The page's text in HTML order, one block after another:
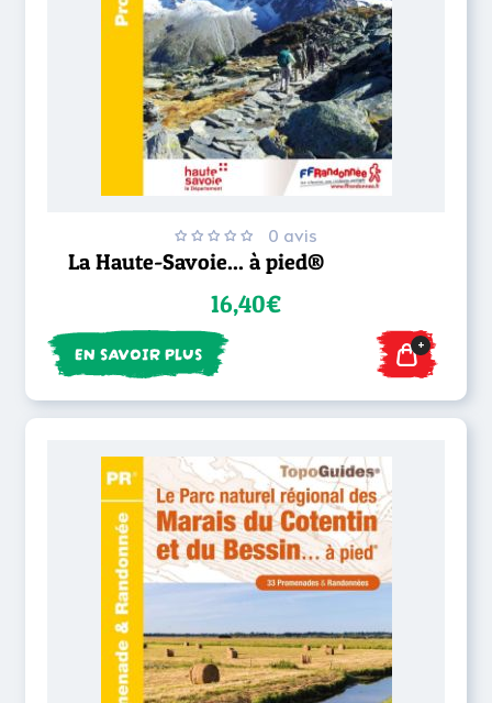
0 avis
La Haute-Savoie... à pied®
16,40€
EN SAVOIR PLUS +